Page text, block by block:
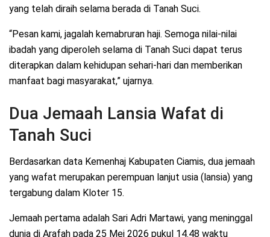
yang telah diraih selama berada di Tanah Suci.
“Pesan kami, jagalah kemabruran haji. Semoga nilai-nilai
ibadah yang diperoleh selama di Tanah Suci dapat terus
diterapkan dalam kehidupan sehari-hari dan memberikan
manfaat bagi masyarakat,” ujarnya.
Dua Jemaah Lansia Wafat di
Tanah Suci
Berdasarkan data Kemenhaj Kabupaten Ciamis, dua jemaah
yang wafat merupakan perempuan lanjut usia (lansia) yang
tergabung dalam Kloter 15.
Jemaah pertama adalah Sari Adri Martawi, yang meninggal
dunia di Arafah pada 25 Mei 2026 pukul 14.48 waktu